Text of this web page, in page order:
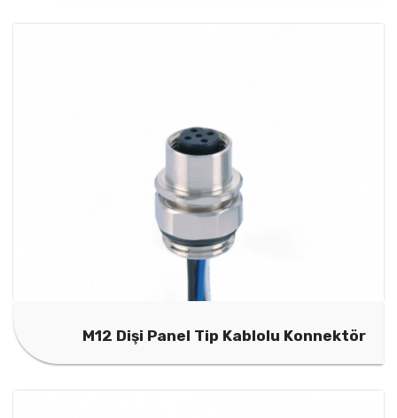
M12 Dişi Panel Tip Kablolu Konnektör